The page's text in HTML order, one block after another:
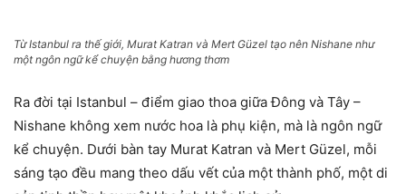
Từ Istanbul ra thế giới, Murat Katran và Mert Güzel tạo nên Nishane như
một ngôn ngữ kể chuyện bằng hương thơm
Ra đời tại Istanbul – điểm giao thoa giữa Đông và Tây –
Nishane không xem nước hoa là phụ kiện, mà là ngôn ngữ
kể chuyện. Dưới bàn tay Murat Katran và Mert Güzel, mỗi
sáng tạo đều mang theo dấu vết của một thành phố, một di